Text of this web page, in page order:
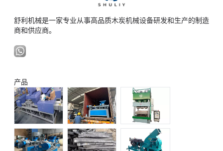
舒利机械是一家专业从事高品质木炭机械设备研发和生产的制造
商和供应商。
产品